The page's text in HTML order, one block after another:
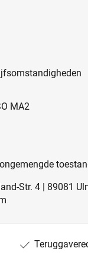
MA2
Str. 4 | 89081